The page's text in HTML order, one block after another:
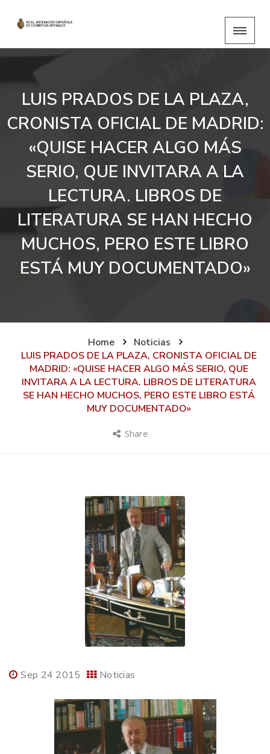
LUIS PRADOS DE LA PLAZA,
CRONISTA OFICIAL DE MADRID:
«QUISE HACER ALGO MÁS
SERIO, QUE INVITARA A LA
LECTURA. LIBROS DE
LITERATURA SE HAN HECHO
MUCHOS, PERO ESTE LIBRO
ESTÁ MUY DOCUMENTADO»
Home
Noticias
LUIS PRADOS DE LA PLAZA, CRONISTA OFICIAL DE
MADRID: «QUISE HACER ALGO MÁS SERIO, QUE
INVITARA A LA LECTURA. LIBROS DE LITERATURA
SE HAN HECHO MUCHOS, PERO ESTE LIBRO ESTÁ
MUY DOCUMENTADO»
Share
Sep 24 2015 Noticias